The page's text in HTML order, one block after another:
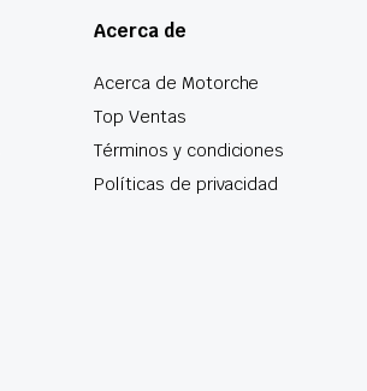
Acerca de
Acerca de Motorche
Top Ventas
Términos y condiciones
Políticas de privacidad